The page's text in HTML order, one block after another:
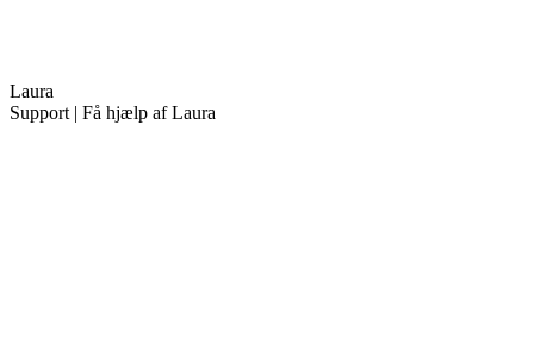
Laura
Support | Få hjælp af Laura